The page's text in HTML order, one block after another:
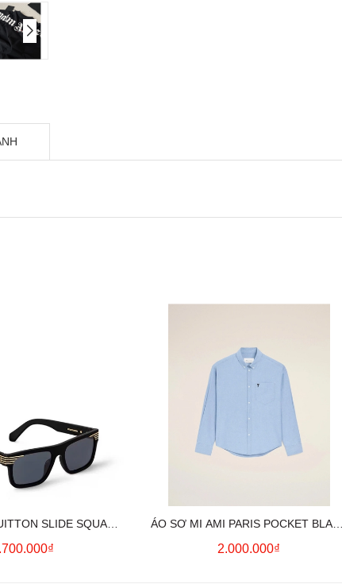
SLIDE SQUARE
ÁO SƠ MI AMI PARIS POCKET BLACK
HEART LONG SLEEVE (BLUE)
2.000.000₫